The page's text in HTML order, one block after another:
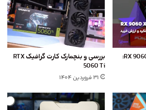
بررسی کارت گرافیک RX 9060 XT:
بررسی و بنچمارک کارت گرافیک RTX
5060 Ti
۳۱ فروردین ۱۴۰۴